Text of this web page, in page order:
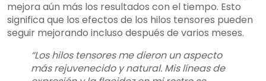
mejora aún más los resultados con el tiempo. Esto
significa que los efectos de los hilos tensores pueden
seguir mejorando incluso después de varios meses.
“Los hilos tensores me dieron un aspecto
más rejuvenecido y natural. Mis líneas de